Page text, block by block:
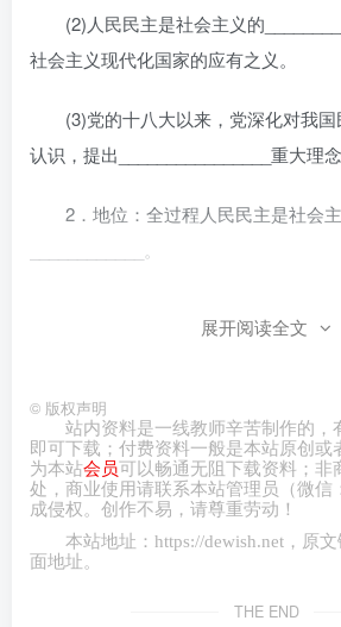
(2)人民民主是社会主义的
社会主义现代化国家的应有之义。
(3)党的十八大以来，党深化对我
认识，提出________________重大理念
2．地位：全过程人民民主是社会
____________。
民主。
(2)____________的民主，不仅有
且有完整的参与实践，真正做到了人民
(3)____________的民主，解决人
展开阅读全文
© 版权声明
站内资料是一线教师辛苦制作的，
即可下载；付费资料一般是本站原创或
为本站会员可以畅通无阻下载资料；非
处，商业使用请联系本站管理员（微信
成侵权。创作不易，请尊重劳动！
本站地址： https://dewish.net ，原
面地址。
THE END